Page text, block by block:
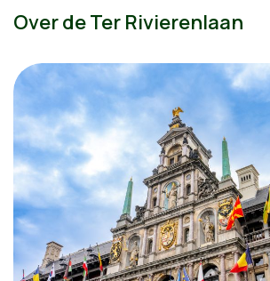
Over de Ter Rivierenlaan